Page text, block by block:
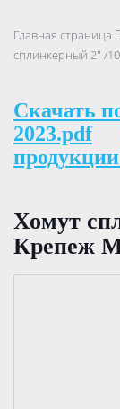
Главная страница
сплинкерный 2" /
Скачать
2023.pdf
Хомут
Крепеж